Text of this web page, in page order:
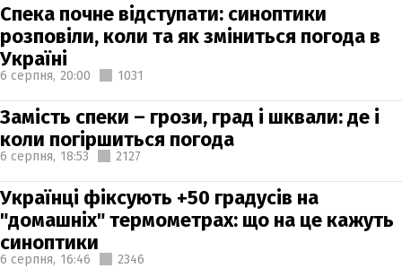
Спека почне відступати: синоптики
розповіли, коли та як зміниться погода в
Україні
6 серпня, 20:00 1031
Замість спеки – грози, град і шквали: де і
коли погіршиться погода
6 серпня, 18:53 2127
Українці фіксують +50 градусів на
"домашніх" термометрах: що на це кажуть
синоптики
6 серпня, 16:46 2346